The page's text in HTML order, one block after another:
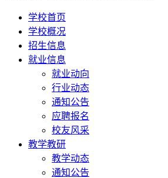
学校首页
学校概况
招生信息
就业信息
就业动向
行业动态
通知公告
应聘报名
校友风采
教学教研
教学动态
通知公告